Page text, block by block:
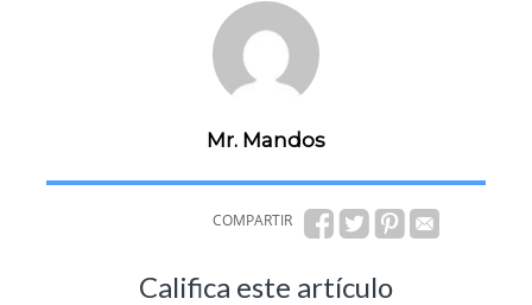
Mr. Mandos
COMPARTIR
Califica este artículo